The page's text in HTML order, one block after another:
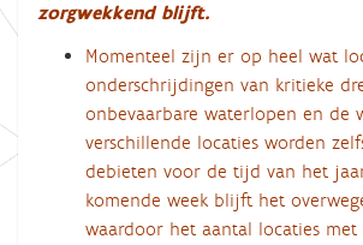
zorgwekkend blijft.
Momenteel zijn er op heel wat
onderschrijdingen van kritieke
onbevaarbare waterlopen en de
verschillende locaties worden
debieten voor de tijd van het
komende week blijft het
waardoor het aantal locaties met